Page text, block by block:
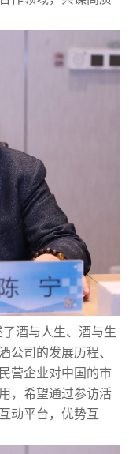
了酒与人生、酒与生
公司的发展历程、
营企业对中国的市
，希望通过参访活
动平台，优势互